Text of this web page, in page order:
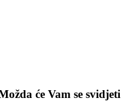
će Vam se svidjeti